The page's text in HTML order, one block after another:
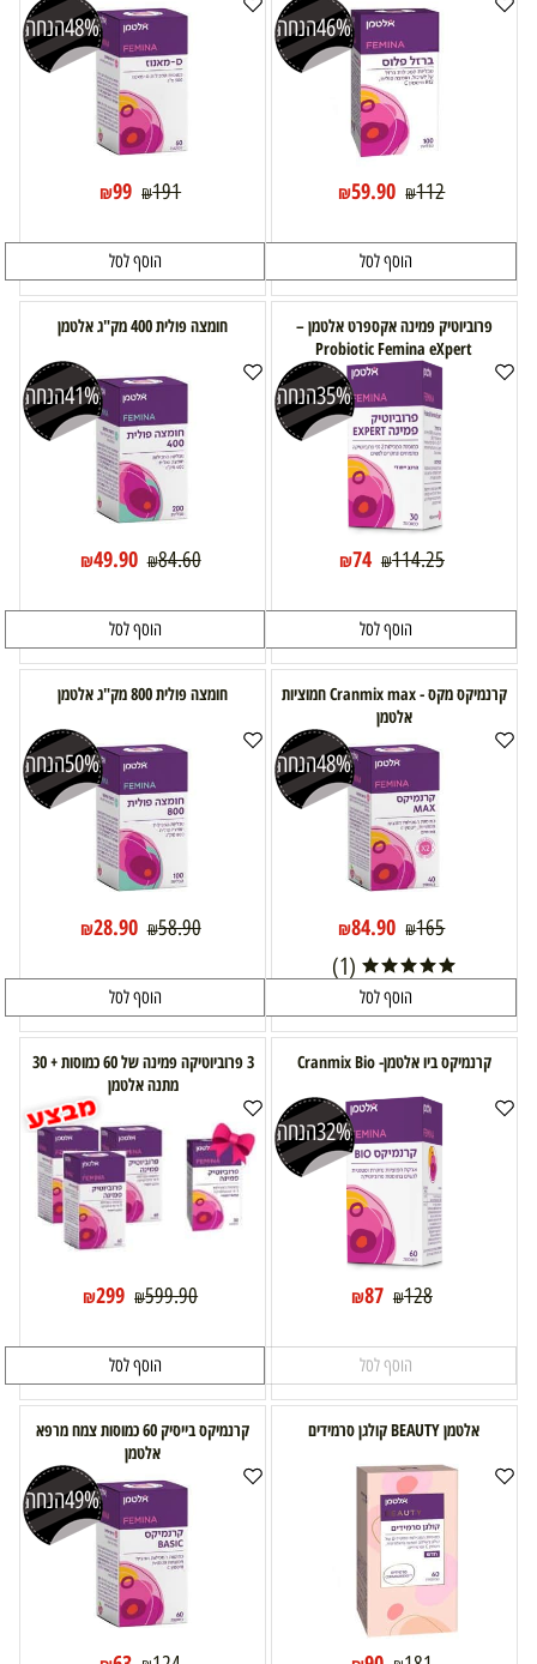
46%הנחה
₪112
₪59.90
הוסף לסל
48%הנחה
₪191
₪99
הוסף לסל
פרוביוטיק פמינה אקספרט אלטמן –
Probiotic Femina eXpert
35%הנחה
₪114.25
₪74
הוסף לסל
חומצה פולית 400 מק"ג אלטמן
41%הנחה
₪84.60
₪49.90
הוסף לסל
קרנמיקס מקס - Cranmix max חמוציות
אלטמן
48%הנחה
₪165
₪84.90
(1)
הוסף לסל
חומצה פולית 800 מק"ג אלטמן
50%הנחה
₪58.90
₪28.90
הוסף לסל
קרנמיקס ביו אלטמן- Cranmix Bio
32%הנחה
₪128
₪87
הוסף לסל
3 פרוביוטיקה פמינה של 60 כמוסות + 30
מתנה אלטמן
₪599.90
₪299
הוסף לסל
אלטמן BEAUTY קולגן סרמידים
קרנמיקס בייסיק 60 כמוסות צמח מרפא
אלטמן
49%הנחה